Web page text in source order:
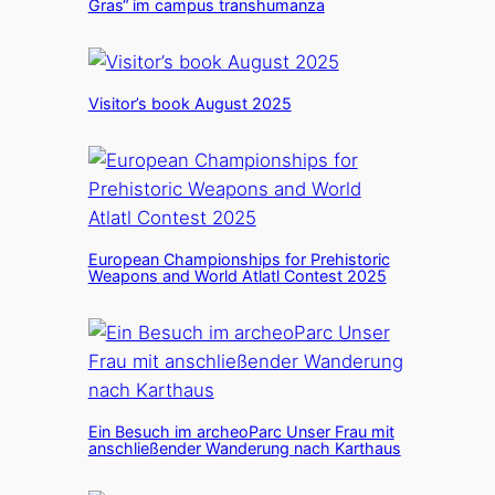
Gras“ im campus transhumanza
Visitor’s book August 2025
European Championships for Prehistoric
Weapons and World Atlatl Contest 2025
Ein Besuch im archeoParc Unser Frau mit
anschließender Wanderung nach Karthaus